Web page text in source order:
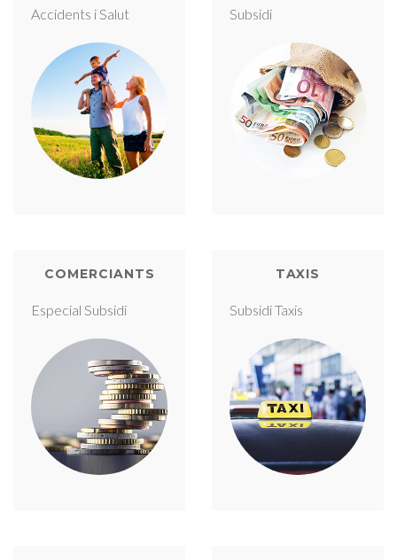
Accidents i Salut Subsidi
COMERCIANTS
Especial Subsidi
TAXIS
Subsidi Taxis